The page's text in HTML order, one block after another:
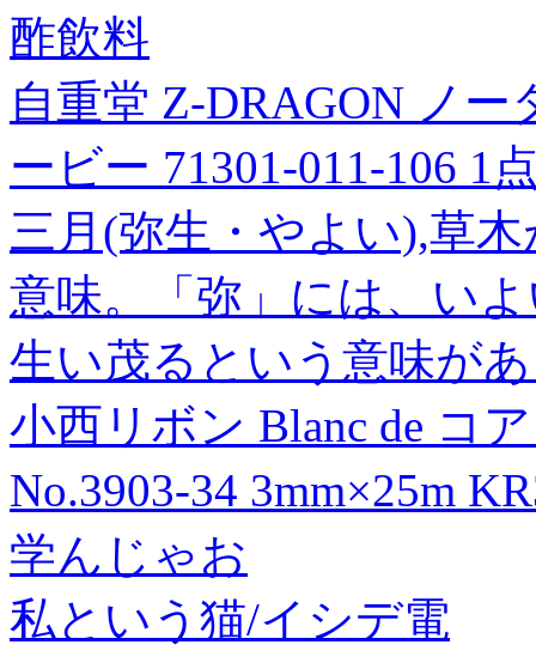
酢飲料
自重堂 Z-DRAGON ノ
ービー 71301-011-106 1
三月(弥生・やよい),草
意味。「弥」には、い
生い茂るという意味が
小西リボン Blanc de コ
No.3903-34 3mm×25m
学んじゃお
私という猫/イシデ電